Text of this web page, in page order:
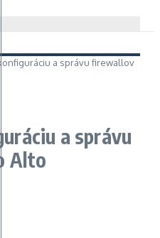
a správu firewallov
a správu
Alto